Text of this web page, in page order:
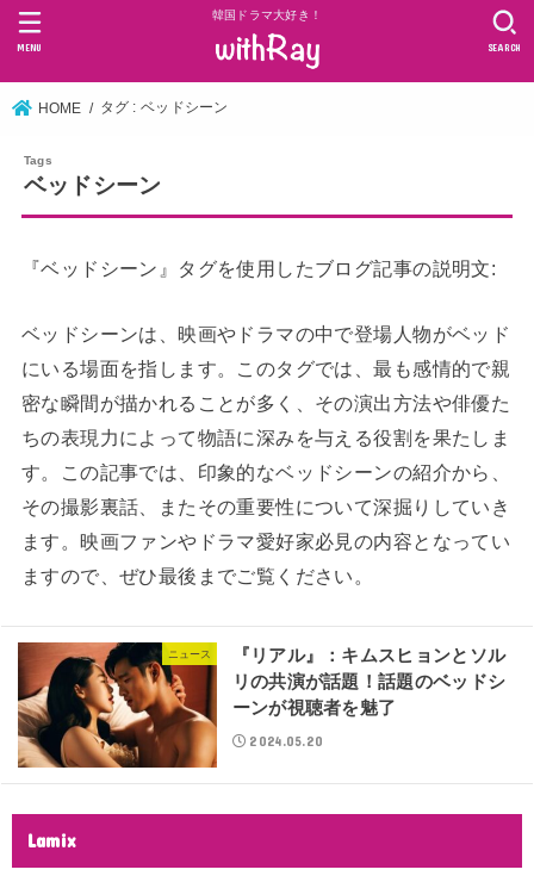
韓国ドラマ大好き！
SEARCH
MENU
HOME タグ : ベッドシーン
ベッドシーン
『ベッドシーン』タグを使用したブログ記事の説明文:
ベッドシーンは、映画やドラマの中で登場人物がベッド
にいる場面を指します。このタグでは、最も感情的で親
密な瞬間が描かれることが多く、その演出方法や俳優た
ちの表現力によって物語に深みを与える役割を果たしま
す。この記事では、印象的なベッドシーンの紹介から、
その撮影裏話、またその重要性について深掘りしていき
ます。映画ファンやドラマ愛好家必見の内容となってい
ますので、ぜひ最後までご覧ください。
ニュース
『リアル』：キムスヒョンとソル
リの共演が話題！話題のベッドシ
ーンが視聴者を魅了
2024.05.20
Lamix